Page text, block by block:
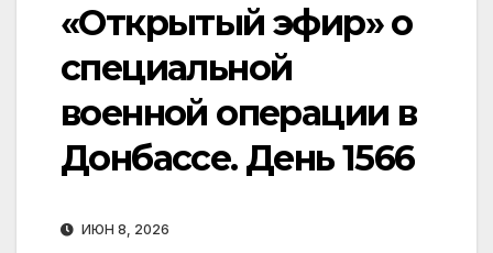
«Открытый эфир» о
специальной
военной операции в
Донбассе. День 1566
ИЮН 8, 2026